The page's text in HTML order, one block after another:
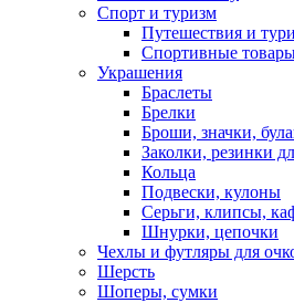
Спорт и туризм
Путешествия и
Спортивные
Украшения
Браслеты
Брелки
Броши, значки,
Заколки, резинки
Кольца
Подвески, кулоны
Серьги, клипсы,
Шнурки, цепочки
Чехлы и футляры для
Шерсть
Шоперы, сумки